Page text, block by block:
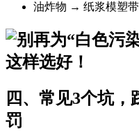
油炸物 → 纸浆模塑
四、常见3个坑
罚